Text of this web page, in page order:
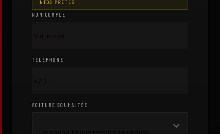
INFOS PRÊTES
NOM COMPLET
TÉLÉPHONE
VOITURE SOUHAITÉE